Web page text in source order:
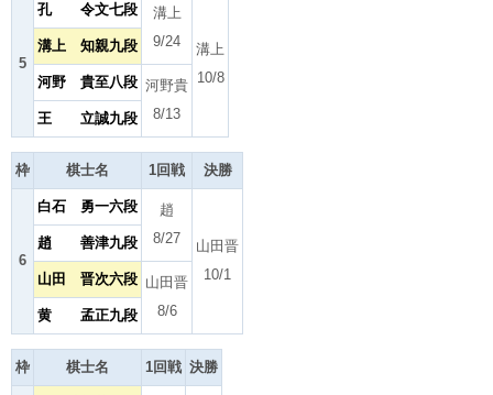
5
孔 令文七段
溝上
9/24
溝上
10/8
溝上 知親九段
河野 貴至八段 河野貴
8/13
王 立誠九段
枠 棋士名 1回戦 決勝
6
白石 勇一六段
趙
8/27
山田晋
10/1
趙 善津九段
山田 晋次六段 山田晋
8/6
黄 孟正九段
枠 棋士名 1回戦 決勝